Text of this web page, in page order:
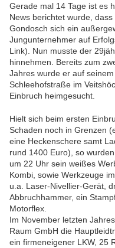
Gerade mal 14 Tage ist es
News berichtet wurde,
Gondosch sich ein
Jungunternehmer auf
Link). Nun musste der
hinnehmen. Bereits zum
Jahres wurde er auf
Schleehofstraße im
Einbruch heimgesucht.
Hielt sich beim ersten
Schaden noch in Grenzen
eine Heckenschere samt
rund 1400 Euro), so
um 22 Uhr sein weißes
Kombi, sowie Werkzeuge
u.a. Laser-Nivellier-Gerät,
Abbruchhammer, ein
Motorflex.
Im November letzten
Raum GmbH die
ein firmeneigener LKW, 25